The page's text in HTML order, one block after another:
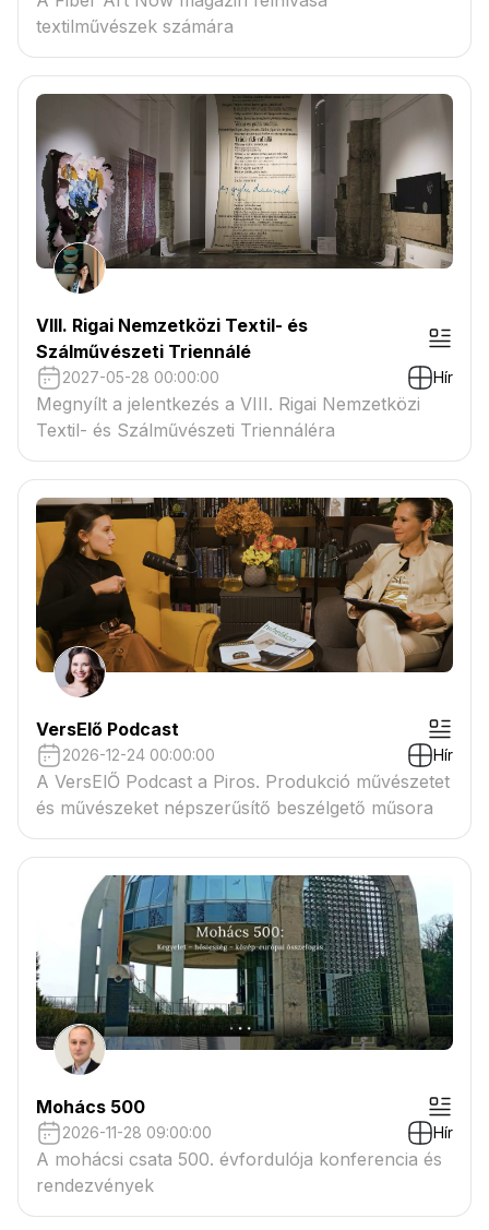
textilművészek számára
VIII. Rigai Nemzetközi Textil- és
Szálművészeti Triennálé
2027-05-28 00:00:00 Hír
Megnyílt a jelentkezés a VIII. Rigai Nemzetközi
Textil- és Szálművészeti Triennáléra
VersElő Podcast
2026-12-24 00:00:00 Hír
A VersElŐ Podcast a Piros. Produkció művészetet
és művészeket népszerűsítő beszélgető műsora
Mohács 500
2026-11-28 09:00:00 Hír
A mohácsi csata 500. évfordulója konferencia és
rendezvények